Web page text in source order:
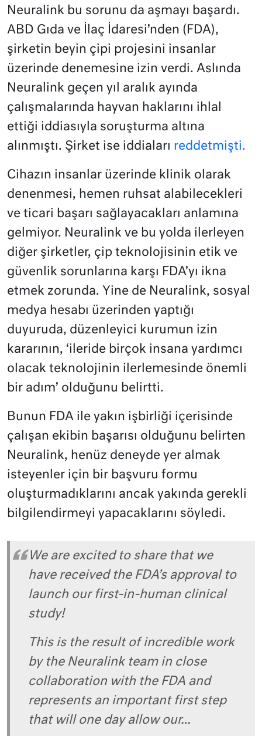
Neuralink bu sorunu da aşmayı başardı.
ABD Gıda ve İlaç İdaresi’nden (FDA),
şirketin beyin çipi projesini insanlar
üzerinde denemesine izin verdi. Aslında
Neuralink geçen yıl aralık ayında
çalışmalarında hayvan haklarını ihlal
ettiği iddiasıyla soruşturma altına
alınmıştı. Şirket ise iddiaları reddetmişti.
Cihazın insanlar üzerinde klinik olarak
denenmesi, hemen ruhsat alabilecekleri
ve ticari başarı sağlayacakları anlamına
gelmiyor. Neuralink ve bu yolda ilerleyen
diğer şirketler, çip teknolojisinin etik ve
güvenlik sorunlarına karşı FDA’yı ikna
etmek zorunda. Yine de Neuralink, sosyal
medya hesabı üzerinden yaptığı
duyuruda, düzenleyici kurumun izin
kararının, ‘ileride birçok insana yardımcı
olacak teknolojinin ilerlemesinde önemli
bir adım’ olduğunu belirtti.
Bunun FDA ile yakın işbirliği içerisinde
çalışan ekibin başarısı olduğunu belirten
Neuralink, henüz deneyde yer almak
isteyenler için bir başvuru formu
oluşturmadıklarını ancak yakında gerekli
bilgilendirmeyi yapacaklarını söyledi.
We are excited to share that we
have received the FDA’s approval to
launch our first-in-human clinical
study!
This is the result of incredible work
by the Neuralink team in close
collaboration with the FDA and
represents an important first step
that will one day allow our…